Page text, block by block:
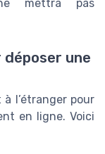
mettra pas
une
l’étranger pour
en ligne. Voici